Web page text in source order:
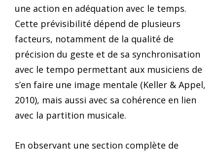
une action en adéquation avec le temps.
Cette prévisibilité dépend de plusieurs
facteurs, notamment de la qualité de
précision du geste et de sa synchronisation
avec le tempo permettant aux musiciens de
s’en faire une image mentale (Keller & Appel,
2010), mais aussi avec sa cohérence en lien
avec la partition musicale.
En observant une section complète de